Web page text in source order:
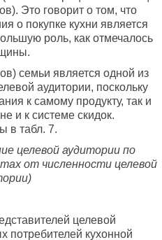
Это говорит о том, что
о покупке кухни является
роль, как отмечалось
семьи является одной из
аудитории, поскольку
к самому продукту, так и
и к системе скидок.
в табл. 7.
целевой аудитории по
от численности целевой
целевой
потребителей кухонной